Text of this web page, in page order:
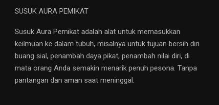
SUSUK AURA PEMIKAT
Susuk Aura Pemikat adalah alat untuk memasukkan
keilmuan ke dalam tubuh, misalnya untuk tujuan bersih diri
buang sial, penambah daya pikat, penambah nilai diri, di
mata orang Anda semakin menarik penuh pesona. Tanpa
pantangan dan aman saat meninggal.